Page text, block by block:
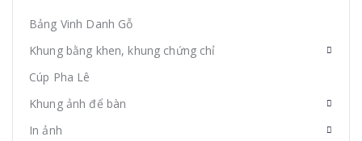
Bảng Vinh Danh Gỗ
Khung bằng khen, khung chứng chỉ
Cúp Pha Lê
Khung ảnh để bàn
In ảnh